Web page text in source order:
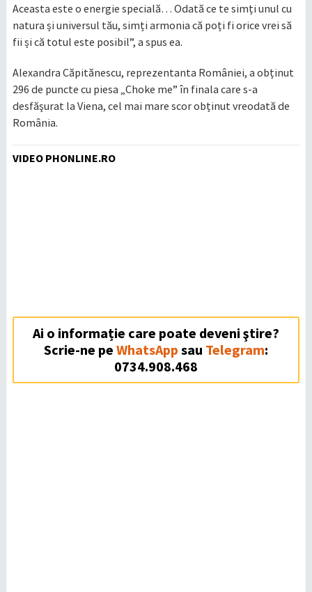
Aceasta este o energie specială… Odată ce te simți unul cu
natura și universul tău, simți armonia că poți fi orice vrei să
fii și că totul este posibil”, a spus ea.
Alexandra Căpitănescu, reprezentanta României, a obținut
296 de puncte cu piesa „Choke me” în finala care s-a
desfăşurat la Viena, cel mai mare scor obținut vreodată de
România.
VIDEO PHONLINE.RO
Ai o informație care poate deveni ştire?
Scrie-ne pe WhatsApp sau Telegram:
0734.908.468